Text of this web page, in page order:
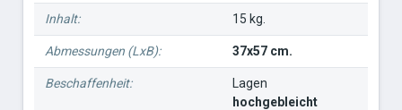
Inhalt: 15 kg.
Abmessungen (LxB): 37x57 cm.
Beschaffenheit:
Lagen
hochgebleicht